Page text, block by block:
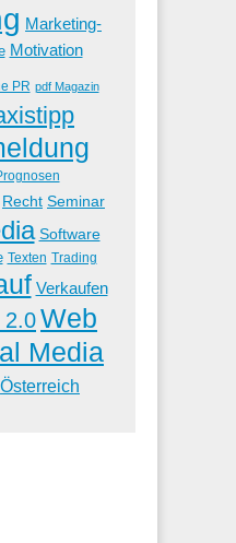
Marketing-
Motivation
PR pdf Magazin
Recht Seminar
Software
Texten Trading
Verkaufen
2.0Web
Media
Österreich